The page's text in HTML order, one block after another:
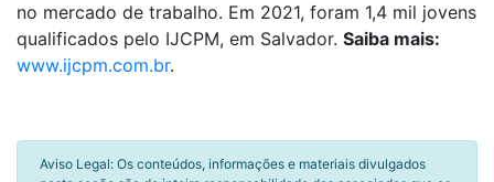
no mercado de trabalho. Em 2021, foram 1,4 mil jovens
qualificados pelo IJCPM, em Salvador. Saiba mais:
www.ijcpm.com.br.
Aviso Legal: Os conteúdos, informações e materiais divulgados